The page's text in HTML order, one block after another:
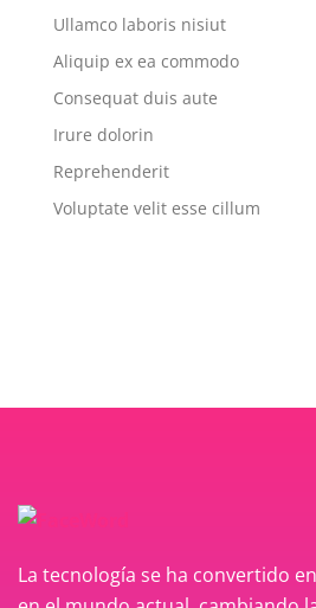
Ullamco laboris nisiut
Aliquip ex ea commodo
Consequat duis aute
Irure dolorin
Reprehenderit
Voluptate velit esse cillum
La tecnología se ha convertido